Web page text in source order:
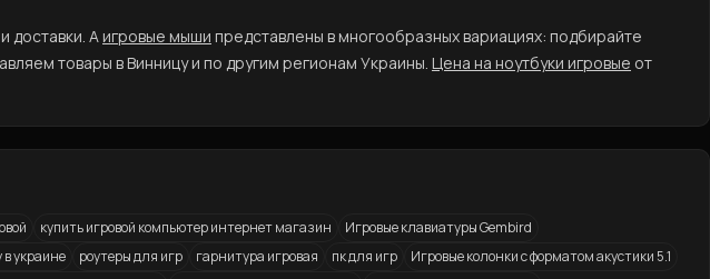
доставки. Аигровые мыши представлены в многообразных вариациях: подбирайте
товары в Винницу и по другим регионам Украины. Цена на ноутбуки игровые от
купить игровой компьютер интернет магазин
Игровые клавиатуры Gembird
в украине роутеры для игр гарнитура игровая пк для игр
Игровые колонки с форматом акустики 5.1